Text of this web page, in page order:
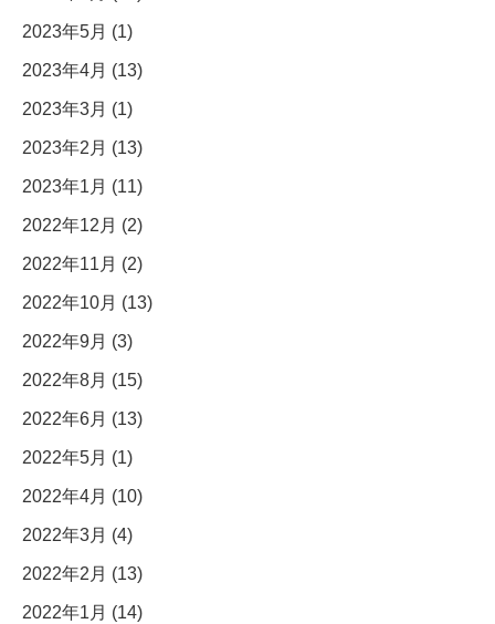
2023年5月 (1)
2023年4月 (13)
2023年3月 (1)
2023年2月 (13)
2023年1月 (11)
2022年12月 (2)
2022年11月 (2)
2022年10月 (13)
2022年9月 (3)
2022年8月 (15)
2022年6月 (13)
2022年5月 (1)
2022年4月 (10)
2022年3月 (4)
2022年2月 (13)
2022年1月 (14)